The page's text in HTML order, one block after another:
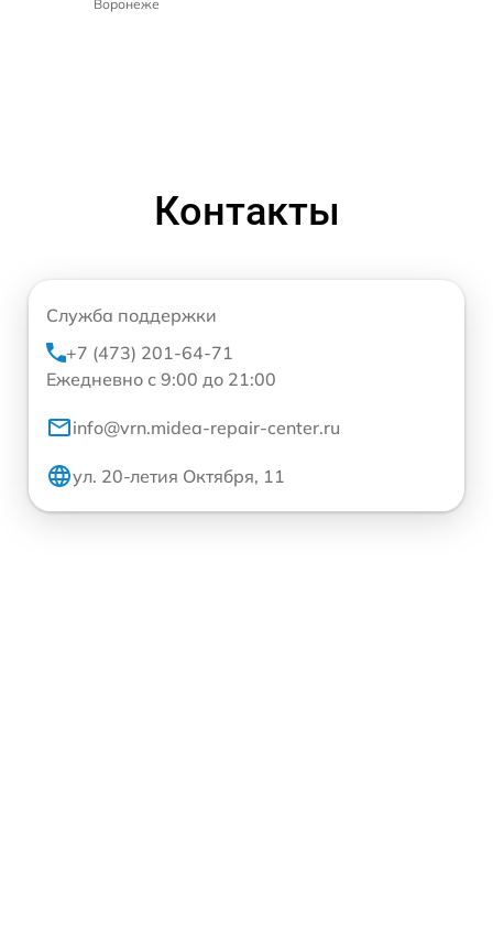
Воронеже
Контакты
Служба поддержки
+7 (473) 201-64-71
Ежедневно с 9:00 до 21:00
info@vrn.midea-repair-center.ru
ул. 20-летия Октября, 11